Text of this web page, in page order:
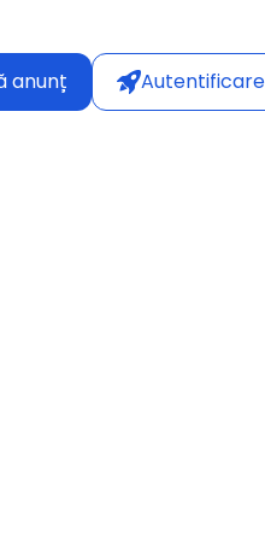
anunț Autentificare